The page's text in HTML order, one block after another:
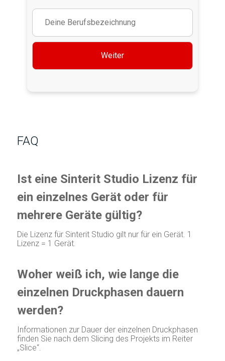
Weiter
FAQ
Ist eine Sinterit Studio Lizenz für
ein einzelnes Gerät oder für
mehrere Geräte gültig?
Die Lizenz für Sinterit Studio gilt nur für ein Gerät. 1
Lizenz = 1 Gerät.
Woher weiß ich, wie lange die
einzelnen Druckphasen dauern
werden?
Informationen zur Dauer der einzelnen Druckphasen
finden Sie nach dem Slicing des Projekts im Reiter
„Slice“.